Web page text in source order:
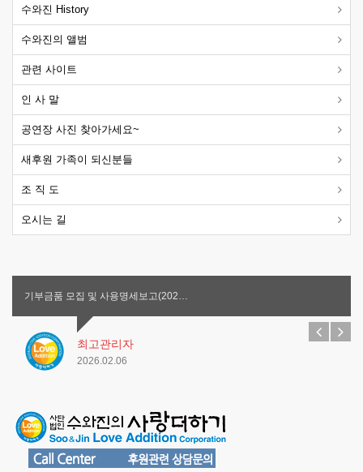
수와진 History
수와진의 앨범
관련 사이트
인 사 말
공연장 사진 찾아가세요~
새후원 가족이 되신분들
조 직 도
오시는 길
기부금품 모집 및 사용명세보고(202…
최고관리자
2026.02.06